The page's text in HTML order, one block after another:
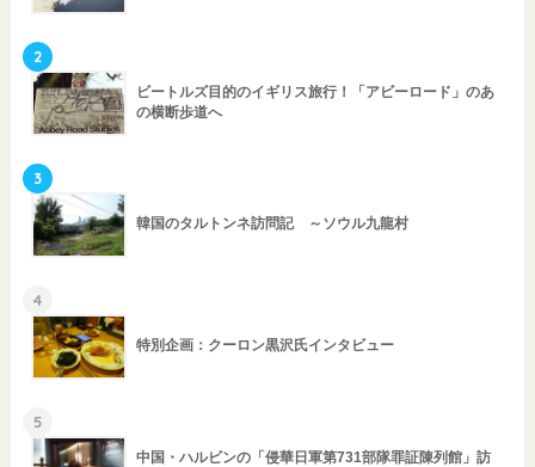
2
ビートルズ目的のイギリス旅行！「アビーロード」のあ
の横断歩道へ
3
韓国のタルトンネ訪問記 ～ソウル九龍村
4
特別企画：クーロン黒沢氏インタビュー
5
中国・ハルビンの「侵華日軍第731部隊罪証陳列館」訪